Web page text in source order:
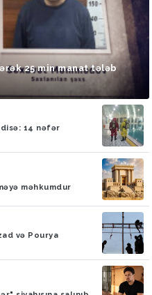
25 min manat tələb
14 nəfər
məhkumdur
və Pourya